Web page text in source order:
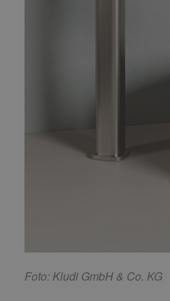
Foto: Kludi GmbH & Co. KG